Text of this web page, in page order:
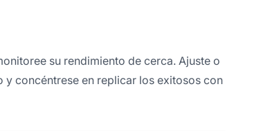
su rendimiento de cerca. Ajuste o
concéntrese en replicar los exitosos con